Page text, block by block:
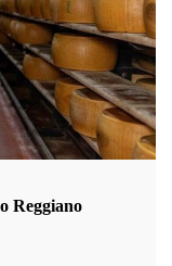
Reggiano